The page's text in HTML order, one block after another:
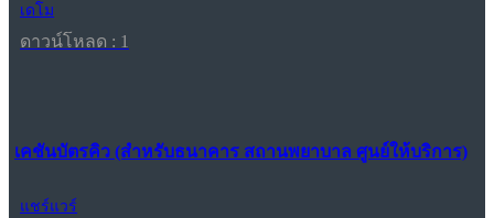
เดโม
ดาวน์โหลด : 1
เคชันบัตรคิว (สำหรับธนาคาร สถานพยาบาล ศูนย์ให้บริการ)
แชร์แวร์